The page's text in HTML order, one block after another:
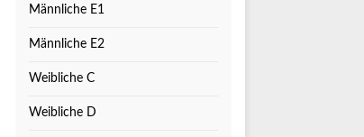
Männliche E1
Männliche E2
Weibliche C
Weibliche D